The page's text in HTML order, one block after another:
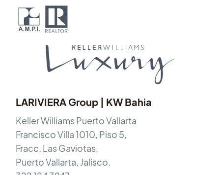
LARIVIERA Group | KW Bahia
Keller Williams Puerto Vallarta
Francisco Villa 1010, Piso 5,
Fracc. Las Gaviotas,
Puerto Vallarta, Jalisco.